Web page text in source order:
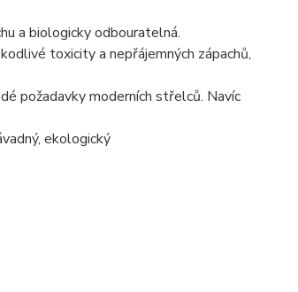
a biologicky odbouratelná.
toxicity a nepřájemných zápachů,
požadavky moderních střelců. Navíc
ekologický